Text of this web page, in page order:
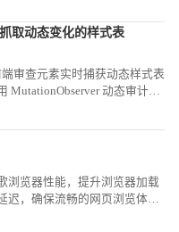
取动态变化的样式表
端审查元素实时捕获动态样式表
MutationObserver 动态审计视
浏览器性能，提升浏览器加载
迟，确保流畅的网页浏览体